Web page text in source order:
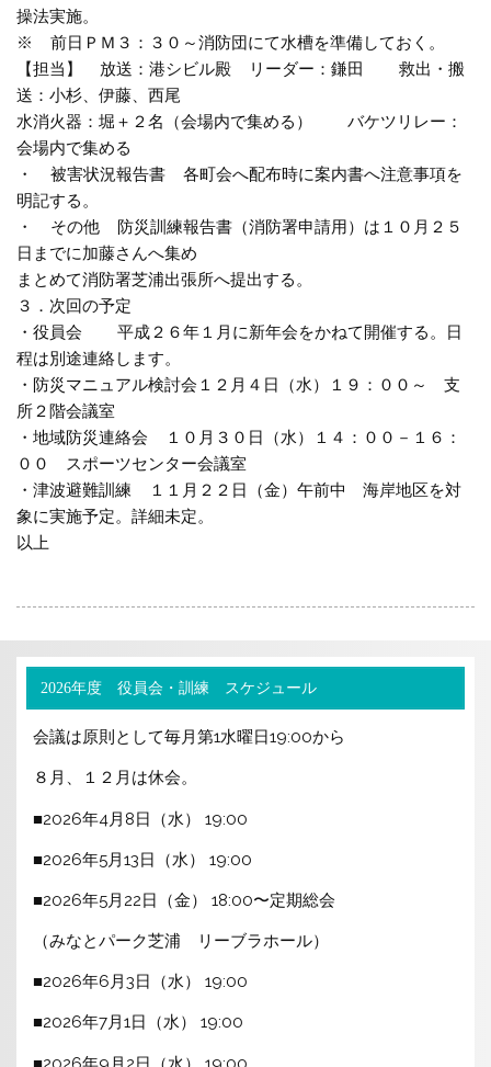
操法実施。
※ 前日ＰＭ３：３０～消防団にて水槽を準備しておく。
【担当】 放送：港シビル殿 リーダー：鎌田 救出・搬
送：小杉、伊藤、西尾
水消火器：堀＋２名（会場内で集める） バケツリレー：
会場内で集める
・ 被害状況報告書 各町会へ配布時に案内書へ注意事項を
明記する。
・ その他 防災訓練報告書（消防署申請用）は１０月２５
日までに加藤さんへ集め
まとめて消防署芝浦出張所へ提出する。
３．次回の予定
・役員会 平成２６年１月に新年会をかねて開催する。日
程は別途連絡します。
・防災マニュアル検討会１２月４日（水）１９：００～ 支
所２階会議室
・地域防災連絡会 １０月３０日（水）１４：００－１６：
００ スポーツセンター会議室
・津波避難訓練 １１月２２日（金）午前中 海岸地区を対
象に実施予定。詳細未定。
以上
2026年度 役員会・訓練 スケジュール
会議は原則として毎月第1水曜日19:00から
８月、１２月は休会。
■2026年4月8日（水） 19:00
■2026年5月13日（水） 19:00
■2026年5月22日（金） 18:00〜定期総会
（みなとパーク芝浦 リーブラホール）
■2026年6月3日（水） 19:00
■2026年7月1日（水） 19:00